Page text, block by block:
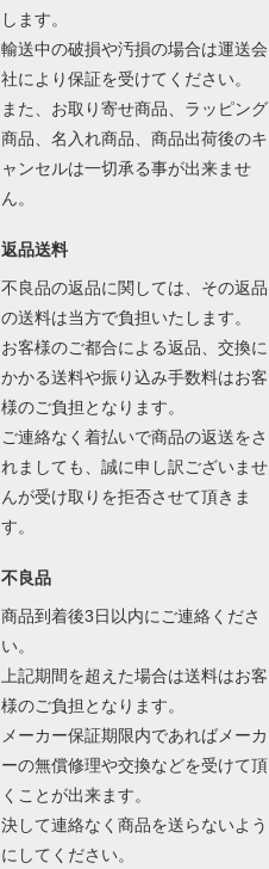
します。
輸送中の破損や汚損の場合は運送会
社により保証を受けてください。
また、お取り寄せ商品、ラッピング
商品、名入れ商品、商品出荷後のキ
ャンセルは一切承る事が出来ませ
ん。
返品送料
不良品の返品に関しては、その返品
の送料は当方で負担いたします。
お客様のご都合による返品、交換に
かかる送料や振り込み手数料はお客
様のご負担となります。
ご連絡なく着払いで商品の返送をさ
れましても、誠に申し訳ございませ
んが受け取りを拒否させて頂きま
す。
不良品
商品到着後3日以内にご連絡くださ
い。
上記期間を超えた場合は送料はお客
様のご負担となります。
メーカー保証期限内であればメーカ
ーの無償修理や交換などを受けて頂
くことが出来ます。
決して連絡なく商品を送らないよう
にしてください。